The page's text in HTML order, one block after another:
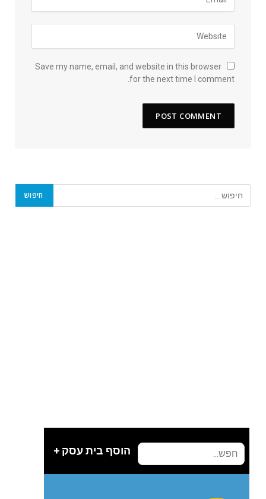
Save my name, email, and website in this browser
for the next time I comment.
הוסף בית עסק +